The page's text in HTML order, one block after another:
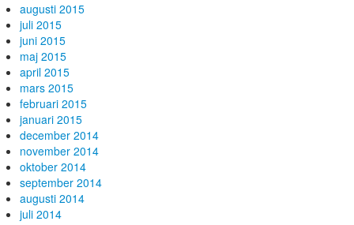
augusti 2015
juli 2015
juni 2015
maj 2015
april 2015
mars 2015
februari 2015
januari 2015
december 2014
november 2014
oktober 2014
september 2014
augusti 2014
juli 2014